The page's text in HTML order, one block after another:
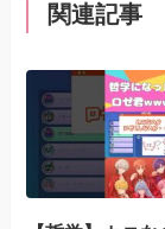
関連記事